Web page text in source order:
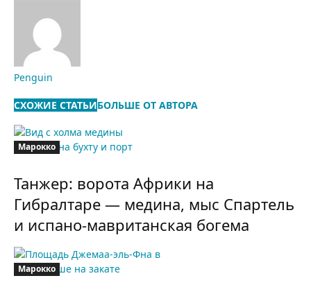
Penguin
СХОЖИЕ СТАТЬИБОЛЬШЕ ОТ АВТОРА
Марокко
Танжер: ворота Африки на
Гибралтаре — медина, мыс Спартель
и испано-мавританская богема
Марокко